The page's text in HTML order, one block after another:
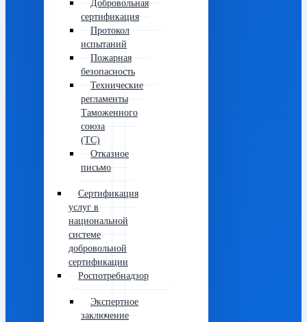
Добровольная
сертификация
Протокол
испытаний
Пожарная
безопасность
Технические
регламенты
Таможенного
союза
(ТС)
Отказное
письмо
Сертификация
услуг в
национальной
системе
добровольной
сертификации
Роспотребнадзор
Экспертное
заключение